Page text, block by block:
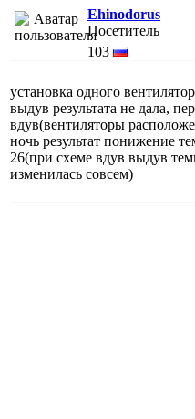
Ehinodorus
Посетитель
103
установка одного
выдув результата не дала,
вдув(вентиляторы
ночь результат понижение
26(при схеме вдув выдув
изменилась совсем)